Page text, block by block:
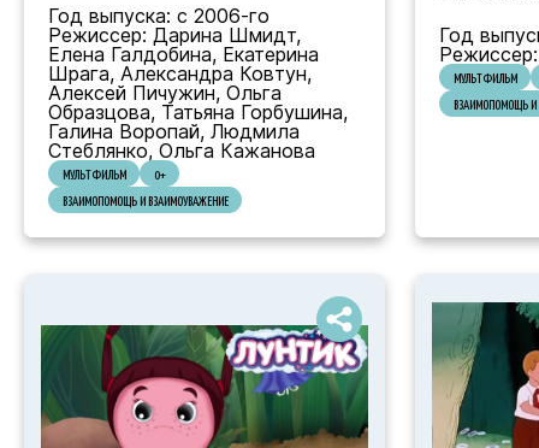
Год выпуска: с 2006-го
Режиссер: Дарина Шмидт,
Елена Галдобина, Екатерина
Шрага, Александра Ковтун,
Алексей Пичужин, Ольга
Образцова, Татьяна Горбушина,
Галина Воропай, Людмила
Стеблянко, Ольга Кажанова
МУЛЬТФИЛЬМ
0+
ВЗАИМОПОМОЩЬ И ВЗАИМОУВАЖЕНИЕ
Год
МУЛЬТФИЛЬМ
ВЗАИМОПОМОЩЬ И